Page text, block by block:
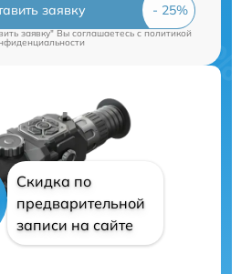
заявку
заявку" Вы соглашаетесь cполитикой
Скидка по
предварительной
записи на сайте